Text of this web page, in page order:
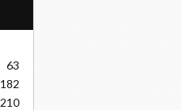
63
182
210